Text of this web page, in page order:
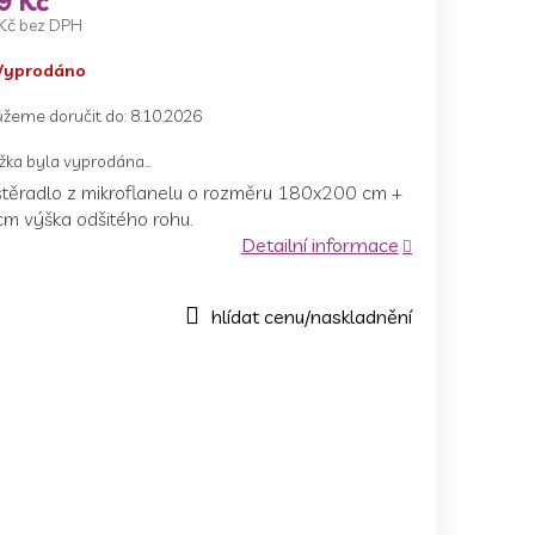
bez DPH
doručit do: 8.10.2026
byla vyprodána…
z mikroflanelu o rozměru 180x200 cm +
výška odšitého rohu.
Detailní informace